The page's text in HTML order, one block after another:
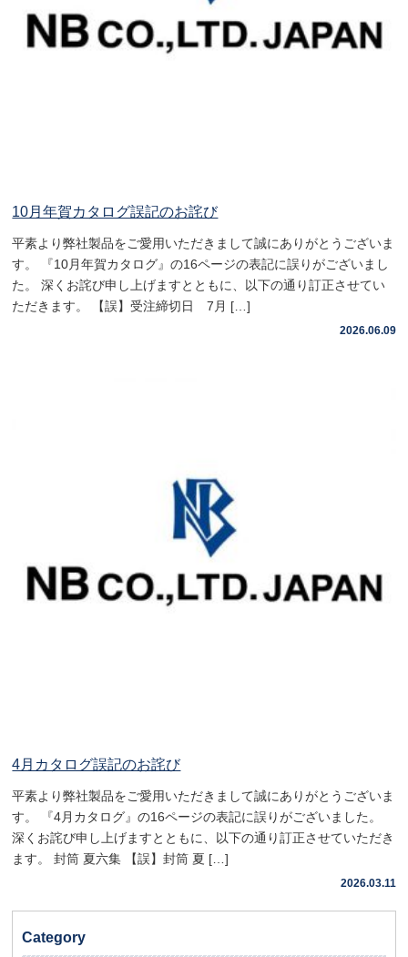
10月年賀カタログ誤記のお詫び
平素より弊社製品をご愛用いただきまして誠にありがとうございま
す。 『10月年賀カタログ』の16ページの表記に誤りがございまし
た。 深くお詫び申し上げますとともに、以下の通り訂正させてい
ただきます。 【誤】受注締切日 7月 […]
2026.06.09
4月カタログ誤記のお詫び
平素より弊社製品をご愛用いただきまして誠にありがとうございま
す。 『4月カタログ』の16ページの表記に誤りがございました。
深くお詫び申し上げますとともに、以下の通り訂正させていただき
ます。 封筒 夏六集 【誤】封筒 夏 […]
2026.03.11
Category